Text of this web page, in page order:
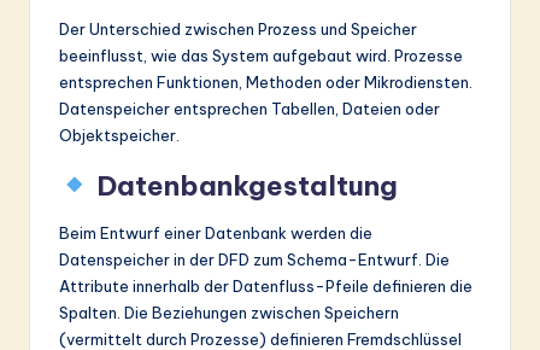
Der Unterschied zwischen Prozess und Speicher
beeinflusst, wie das System aufgebaut wird. Prozesse
entsprechen Funktionen, Methoden oder Mikrodiensten.
Datenspeicher entsprechen Tabellen, Dateien oder
Objektspeicher.
Datenbankgestaltung
Beim Entwurf einer Datenbank werden die
Datenspeicher in der DFD zum Schema-Entwurf. Die
Attribute innerhalb der Datenfluss-Pfeile definieren die
Spalten. Die Beziehungen zwischen Speichern
(vermittelt durch Prozesse) definieren Fremdschlüssel